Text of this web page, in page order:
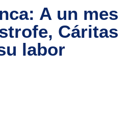
A un mes
Cáritas
labor